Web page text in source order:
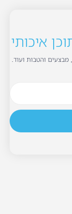
איכותי
והטבות ועוד.